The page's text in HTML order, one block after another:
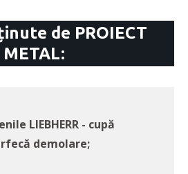
de PROIECT
METAL:
LIEBHERR - cupă
demolare;